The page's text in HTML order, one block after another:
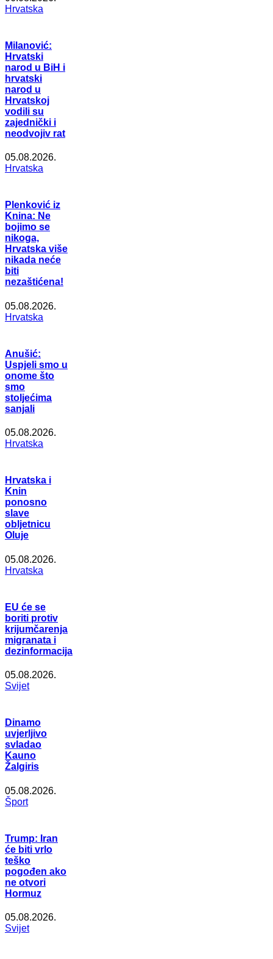
Hrvatska
Milanović:
Hrvatski
narod u BiH i
hrvatski
narod u
Hrvatskoj
vodili su
zajednički i
neodvojiv rat
05.08.2026.
Hrvatska
Plenković iz
Knina: Ne
bojimo se
nikoga,
Hrvatska više
nikada neće
biti
nezaštićena!
05.08.2026.
Hrvatska
Anušić:
Uspjeli smo u
onome što
smo
stoljećima
sanjali
05.08.2026.
Hrvatska
Hrvatska i
Knin
ponosno
slave
obljetnicu
Oluje
05.08.2026.
Hrvatska
EU će se
boriti protiv
krijumčarenja
migranata i
dezinformacija
05.08.2026.
Svijet
Dinamo
uvjerljivo
svladao
Kauno
Žalgiris
05.08.2026.
Šport
Trump: Iran
će biti vrlo
teško
pogođen ako
ne otvori
Hormuz
05.08.2026.
Svijet